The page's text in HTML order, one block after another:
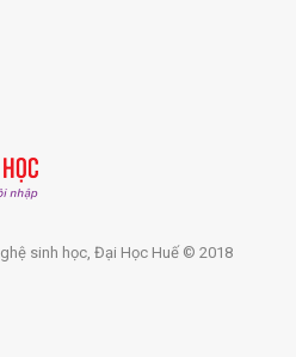
sinh học, Đại Học Huế © 2018